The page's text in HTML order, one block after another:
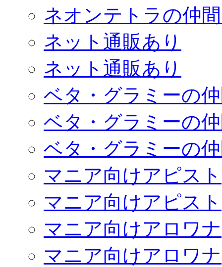
ネオンテトラの仲
ネット通販あり
ネット通販あり
ベタ・グラミーの
ベタ・グラミーの
ベタ・グラミーの
マニア向けアピスト
マニア向けアピスト
マニア向けアロワナ
マニア向けアロワナ